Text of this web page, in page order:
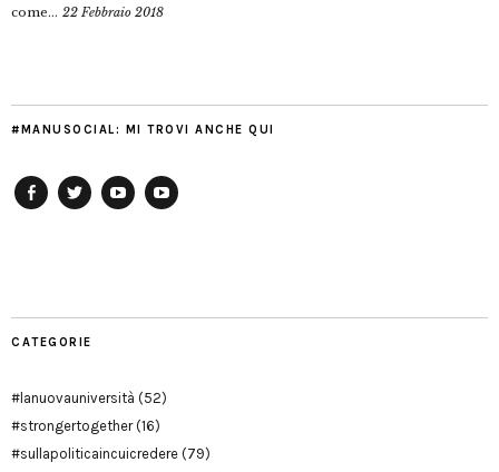
come... 22 Febbraio 2018
#MANUSOCIAL: MI TROVI ANCHE QUI
CATEGORIE
#lanuovauniversità (52)
#strongertogether(16)
#sullapoliticaincuicredere (79)